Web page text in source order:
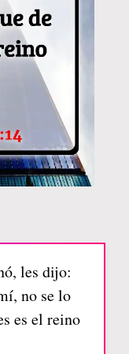
les dijo:
no se lo
es el reino